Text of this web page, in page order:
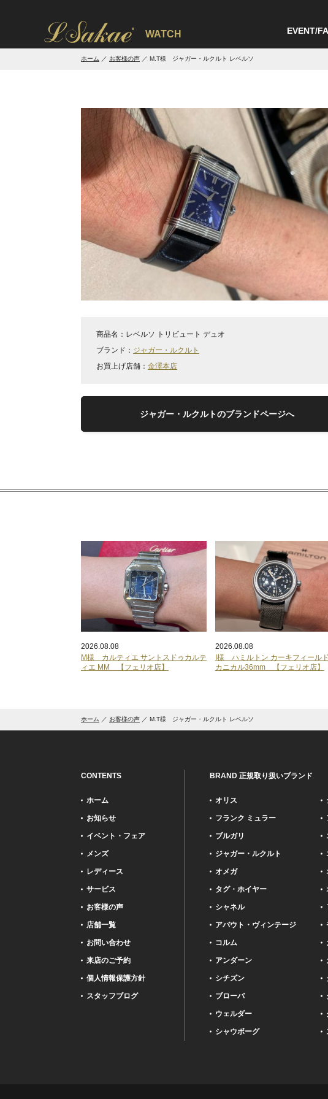
' WATCH
EVENT/
ホーム お客様の声 M.T様 ジャガー・ルクルト レベルソ
商品名： レベルソ トリビュート デュオ
ブランド： ジャガー・ルクルト
お買上げ店舗： 金澤本店
ジャガー・ルクルトのブランドページへ
2026.08.08
M様 カルティエ サントスドゥカルテ
ィエ MM 【フェリオ店】
2026.08.08
I様 ハミルトン カーキフィール
カニカル36mm 【フェリオ店】
ホーム お客様の声 M.T様 ジャガー・ルクルト レベルソ
CONTENTS
ホーム
お知らせ
イベント・フェア
メンズ
レディース
サービス
お客様の声
店舗一覧
お問い合わせ
来店のご予約
個人情報保護方針
スタッフブログ
BRAND 正規取り扱いブランド
オリス
フランク ミュラー
ブルガリ
ジャガー・ルクルト
オメガ
タグ・ホイヤー
シャネル
アバウト・ヴィンテージ
コルム
アンダーン
シチズン
ブローバ
ウェルダー
シャウボーグ